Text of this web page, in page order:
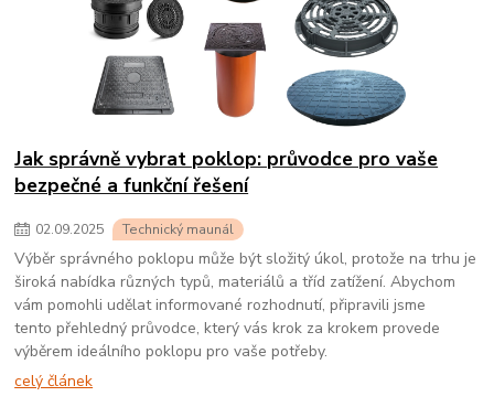
Jak správně vybrat poklop: průvodce pro vaše
bezpečné a funkční řešení
02.09.2025 Technický maunál
Výběr správného poklopu může být složitý úkol, protože na trhu je
široká nabídka různých typů, materiálů a tříd zatížení. Abychom
vám pomohli udělat informované rozhodnutí, připravili jsme
tento přehledný průvodce, který vás krok za krokem provede
výběrem ideálního poklopu pro vaše potřeby.
celý článek